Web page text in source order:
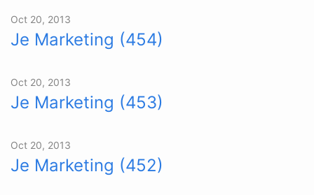
Oct 20, 2013
Je Marketing (454)
Oct 20, 2013
Je Marketing (453)
Oct 20, 2013
Je Marketing (452)